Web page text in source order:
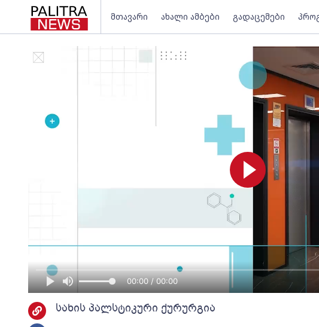
მთავარი ახალი ამბები გადაცემები
00:00 / 00:00
სახის პალსტიკური ქურურგია